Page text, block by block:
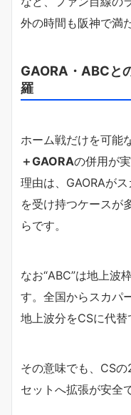
外の時間も阪神で満
GAORA・ABCと
羅
ホーム戦だけを可能
＋GAORAの併用が実
理由は、GAORAが
を受け持つケースが
らです。
なお“ABC”は地上波
す。全国からスカパ
地上波分をCSに代替
その意味でも、CS
セットへ拡張が安全